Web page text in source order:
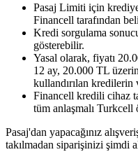
Pasaj Limiti için
Financell tarafından
Kredi sorgulama
gösterebilir.
Yasal olarak, fiyatı
12 ay, 20.000 TL
kullandırılan kredilerin
Financell kredili cihaz
tüm anlaşmalı Turkcell
Pasaj'dan yapacağınız
takılmadan siparişinizi şimdi